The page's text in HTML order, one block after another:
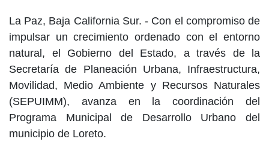
La Paz, Baja California Sur. - Con el compromiso de
impulsar un crecimiento ordenado con el entorno
natural, el Gobierno del Estado, a través de la
Secretaría de Planeación Urbana, Infraestructura,
Movilidad, Medio Ambiente y Recursos Naturales
(SEPUIMM), avanza en la coordinación del
Programa Municipal de Desarrollo Urbano del
municipio de Loreto.